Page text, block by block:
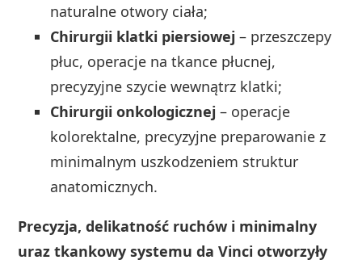
naturalne otwory ciała;
Chirurgii klatki piersiowej – przeszczepy
płuc, operacje na tkance płucnej,
precyzyjne szycie wewnątrz klatki;
Chirurgii onkologicznej – operacje
kolorektalne, precyzyjne preparowanie z
minimalnym uszkodzeniem struktur
anatomicznych.
Precyzja, delikatność ruchów i minimalny
uraz tkankowy systemu da Vinci otworzyły